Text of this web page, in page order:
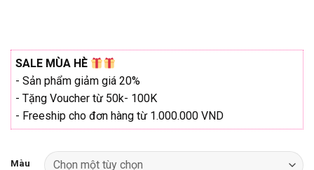
SALE MÙA HÈ
- Sản phẩm giảm giá 20%
- Tặng Voucher từ 50k- 100K
- Freeship cho đơn hàng từ 1.000.000 VND
Màu